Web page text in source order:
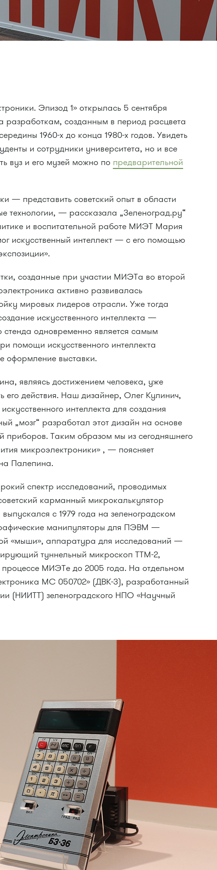
Эпизод 1» открылась 5 сентября
созданным в период расцвета
1960-х до конца 1980-х годов. Увидеть
и сотрудники университета, но и все
вуз и его музей можно по предварительной
— представить советский опыт в области
технологии, — рассказала „Зеленоград.ру“
и воспитательной работе МИЭТ Мария
искусственный интеллект — с его помощью
созданные при участии МИЭТа во второй
активно развивалась
мировых лидеров отрасли. Уже тогда
искусственного интеллекта —
стенда одновременно является самым
помощи искусственного интеллекта
оформление выставки.
являясь достижением человека, уже
его действия. Наш дизайнер, Олег Кулинич,
интеллекта для создания
„мозг“ разработал этот дизайн на основе
приборов. Таким образом мы из сегодняшнего
микроэлектроники» , — поясняет
Палепина.
спектр исследований, проводимых
карманный микрокалькулятор
с 1979 года на зеленоградском
манипуляторы для ПЭВМ —
«мыши», аппаратура для исследований —
туннельный микроскоп ТТМ-2,
МИЭТе до 2005 года. На отдельном
МС 050702» (ДВК-3), разработанный
(НИИТТ) зеленоградского НПО «Научный